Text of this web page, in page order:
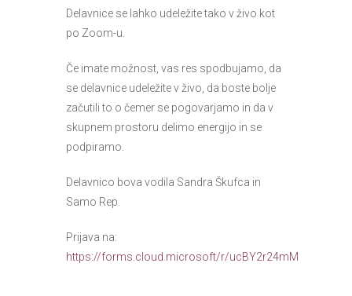
Delavnice se lahko udeležite tako v živo kot
po Zoom-u.
Če imate možnost, vas res spodbujamo, da
se delavnice udeležite v živo, da boste bolje
začutili to o čemer se pogovarjamo in da v
skupnem prostoru delimo energijo in se
podpiramo.
Delavnico bova vodila Sandra Škufca in
Samo Rep.
Prijava na:
https://forms.cloud.microsoft/r/ucBY2r24mM